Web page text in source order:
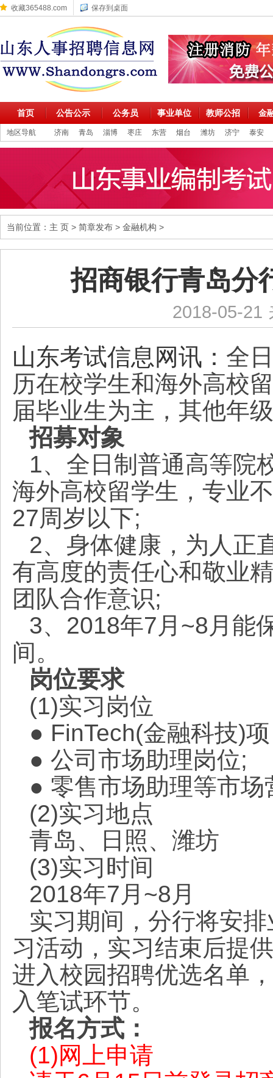
收藏365488.com 保存到桌面
首页 公告公示 公务员 事业单位 教师公招 金
地区导航 济南 青岛 淄博 枣庄 东营 烟台 潍坊 济宁 泰安
当前位置： 主 页 > 简章发布 > 金融机构 >
招商银行青岛分
2018-05-21
山东考试信息网讯： 全
历在校学生和海外高校
届毕业生为主，其他年
招募对象
1、全日制普通高等院
海外高校留学生，专业
27周岁以下;
2、身体健康，为人正
有高度的责任心和敬业
团队合作意识;
3、2018年7月~8月能
间。
岗位要求
(1)实习岗位
● FinTech(金融科技)
● 公司市场助理岗位;
● 零售市场助理等市场
(2)实习地点
青岛、日照、潍坊
(3)实习时间
2018年7月~8月
实习期间，分行将安
习活动，实习结束后提
进入校园招聘优选名单
入笔试环节。
报名方式：
(1)网上申请